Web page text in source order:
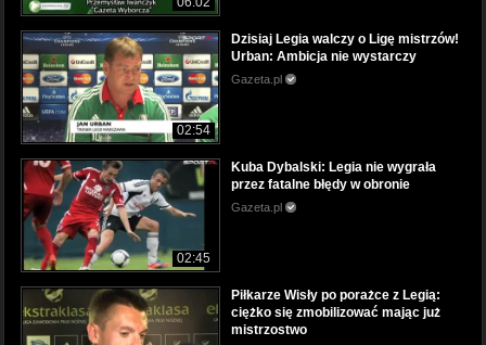
02:54
Dzisiaj Legia walczy o Ligę mistrzów!
Urban: Ambicja nie wystarczy
Gazeta.pl
02:45
Kuba Dybalski: Legia nie wygrała
przez fatalne błędy w obronie
Gazeta.pl
Piłkarze Wisły po porażce z Legią:
ciężko się zmobilizować mając już
mistrzostwo